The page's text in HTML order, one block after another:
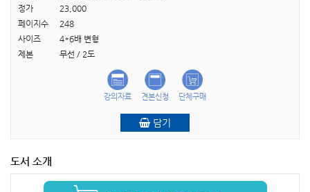
정가
23,000
페이지수
248
사이즈
4*6배 변형
제본
무선 / 2도
강의자료 견본신청 단체구매
담기
도서 소개